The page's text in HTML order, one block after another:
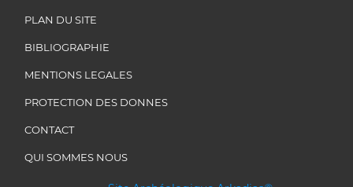
PLAN DU SITE
BIBLIOGRAPHIE
MENTIONS LEGALES
PROTECTION DES DONNES
CONTACT
QUI SOMMES NOUS